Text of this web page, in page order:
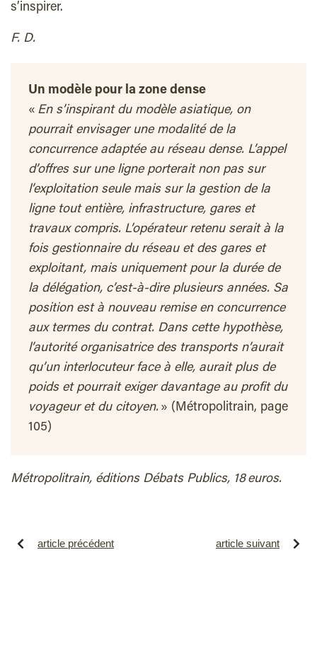
s’inspirer.
F. D.
Un modèle pour la zone dense
« En s’inspirant du modèle asiatique, on
pourrait envisager une modalité de la
concurrence adaptée au réseau dense. L’appel
d’offres sur une ligne porterait non pas sur
l’exploitation seule mais sur la gestion de la
ligne tout entière, infrastructure, gares et
travaux compris. L’opérateur retenu serait à la
fois gestionnaire du réseau et des gares et
exploitant, mais uniquement pour la durée de
la délégation, c’est-à-dire plusieurs années. Sa
position est à nouveau remise en concurrence
aux termes du contrat. Dans cette hypothèse,
l’autorité organisatrice des transports n’aurait
qu’un interlocuteur face à elle, aurait plus de
poids et pourrait exiger davantage au profit du
voyageur et du citoyen. » (Métropolitrain, page
105)
Métropolitrain, éditions Débats Publics, 18 euros.
article précédent article suivant